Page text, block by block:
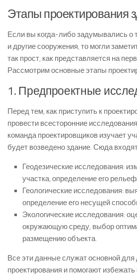
Этапы проектирования
Если вы когда-либо задумывались о
и другие сооружения, то могли
так прост, как представляется на
Рассмотрим основные этапы
1. Предпроектные
Перед тем, как приступить к
провести всесторонние
команда проектировщиков изучает
будет возведено здание. Сюда
Геодезические исследования:
участка, определение его
Геологические исследования:
определение его несущей
Экологические исследования:
окружающую среду, выбор
размещению объекта.
Все эти данные служат основной
проектирования и помогают